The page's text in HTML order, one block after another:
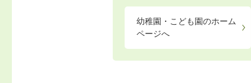
幼稚園・こども園のホーム
ページへ